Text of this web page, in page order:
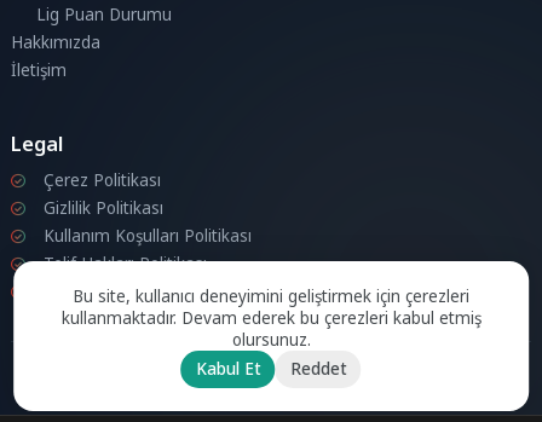
Lig Puan Durumu
Hakkımızda
İletişim
Legal
Çerez Politikası
Gizlilik Politikası
Kullanım Koşulları Politikası
Telif Hakları Politikası
İletişim
Bu site, kullanıcı deneyimini geliştirmek için çerezleri
kullanmaktadır. Devam ederek bu çerezleri kabul etmiş
olursunuz.
Kabul Et
Reddet